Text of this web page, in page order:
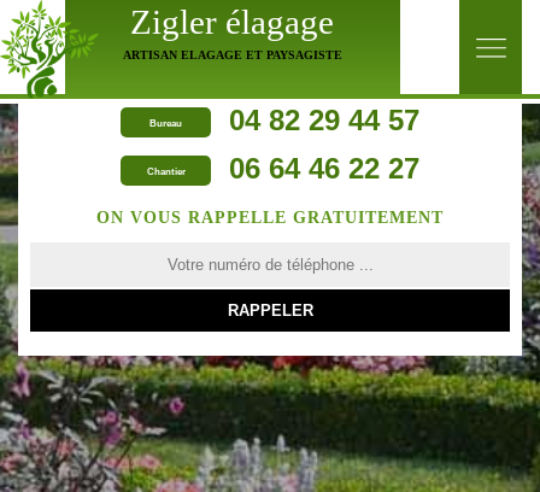
Zigler élagage
ARTISAN ELAGAGE ET PAYSAGISTE
Bureau 04 82 29 44 57
Chantier 06 64 46 22 27
ON VOUS RAPPELLE GRATUITEMENT